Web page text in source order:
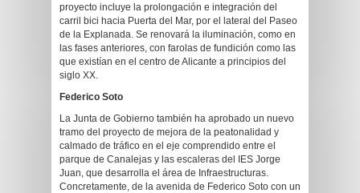
proyecto incluye la prolongación e integración del
carril bici hacia Puerta del Mar, por el lateral del Paseo
de la Explanada. Se renovará la iluminación, como en
las fases anteriores, con farolas de fundición como las
que existían en el centro de Alicante a principios del
siglo XX.
Federico Soto
La Junta de Gobierno también ha aprobado un nuevo
tramo del proyecto de mejora de la peatonalidad y
calmado de tráfico en el eje comprendido entre el
parque de Canalejas y las escaleras del IES Jorge
Juan, que desarrolla el área de Infraestructuras.
Concretamente, de la avenida de Federico Soto con un